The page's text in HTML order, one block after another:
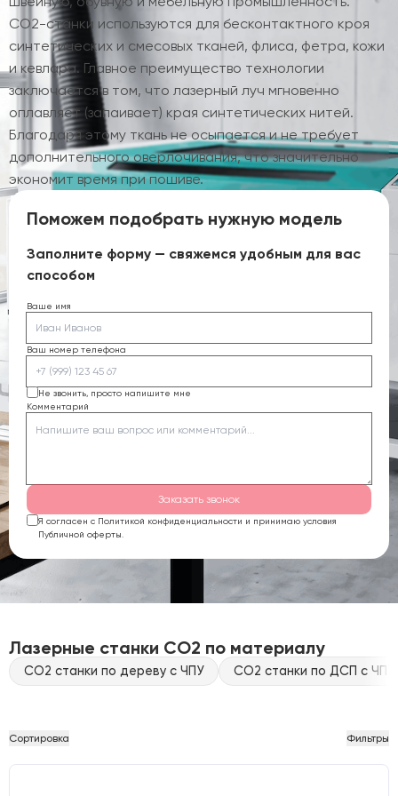
CO2-станки используются для бесконтактного кроя
синтетических и смесовых тканей, флиса, фетра, кожи
и кевлара. Главное преимущество технологии
заключается в том, что лазерный луч мгновенно
оплавляет (запаивает) края синтетических нитей.
Благодаря этому ткань не осыпается и не требует
дополнительного оверлочивания, что значительно
экономит время при пошиве.
Поможем подобрать нужную модель
Заполните форму — свяжемся удобным для вас
способом
Ваше имя
Ваш номер телефона
Не звонить, просто напишите мне
Комментарий
Заказать звонок
Я согласен с Политикой конфиденциальности и принимаю условия
Публичной оферты.
Лазерные станки CO2 по материалу
CO2 станки по дереву с ЧПУ CO2 станки по ДСП с ЧПУ
Сортировка Фильтры